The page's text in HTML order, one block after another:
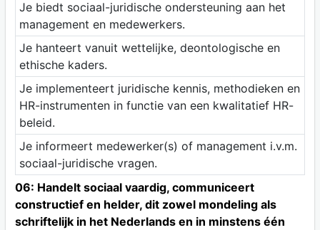
Je biedt sociaal-juridische ondersteuning aan het
management en medewerkers.
Je hanteert vanuit wettelijke, deontologische en
ethische kaders.
Je implementeert juridische kennis, methodieken en
HR-instrumenten in functie van een kwalitatief HR-
beleid.
Je informeert medewerker(s) of management i.v.m.
sociaal-juridische vragen.
06: Handelt sociaal vaardig, communiceert
constructief en helder, dit zowel mondeling als
schriftelijk in het Nederlands en in minstens één